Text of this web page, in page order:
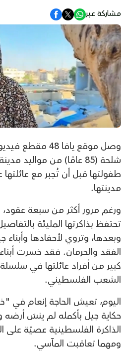
مشاركة عبر
وصل موقع يافا 48
شلحة (85 عامًا) من مواليد
طفولتها قبل أن تُجبر مع
مدينتها.
ورغم مرور أكثر من سبعة عقود،
تحتفظ بذاكرتها المليئة
وبعدها، وتروي لأحفادها
الفقد والحرمان. فقد خسرت
كبير من أفراد عائلتها في
الشعب الفلسطيني.
اليوم، تعيش الحاجة إنعام في
حكاية جيل بأكمله لم ينسَ أرضه
الذاكرة الفلسطينية عصيّة على
ومهما تعاقبت المآسي.